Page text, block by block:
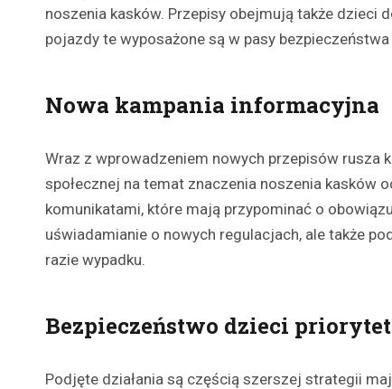
noszenia kasków. Przepisy obejmują także dzieci
pojazdy te wyposażone są w pasy
Nowa kampania informacyjna
Wraz z wprowadzeniem nowych przepisów
społecznej na temat znaczenia noszenia kasków
komunikatami, które mają przypominać o
uświadamianie o nowych regulacjach, ale także
razie wypadku.
Bezpieczeństwo dzieci
Podjęte działania są częścią szerszej strategii